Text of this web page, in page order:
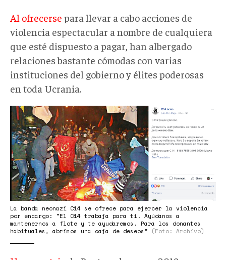
Al ofrecerse para llevar a cabo acciones de
violencia espectacular a nombre de cualquiera
que esté dispuesto a pagar, han albergado
relaciones bastante cómodas con varias
instituciones del gobierno y élites poderosas
en toda Ucrania.
C14.png
La banda neonazi C14 se ofrece para ejercer la violencia
por encargo: "El C14 trabaja para ti. Ayúdanos a
mantenernos a flote y te ayudaremos. Para los donantes
habituales, abrimos una caja de deseos"
(Foto: Archivo)